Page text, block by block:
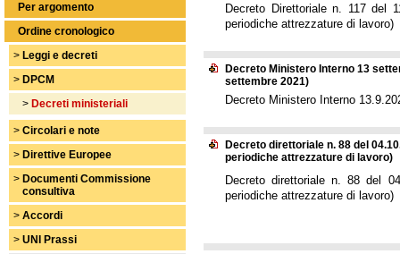
Per argomento
Ordine cronologico
> Leggi e decreti
> DPCM
> Decreti ministeriali
> Circolari e note
> Direttive Europee
> Documenti Commissione
consultiva
> Accordi
> UNI Prassi
Decreto Direttoriale n. 117 del
periodiche attrezzature di lavoro)
Decreto Ministero Interno 13
settembre 2021)
Decreto Ministero Interno
Decreto direttoriale n. 88 del
periodiche attrezzature di lavoro)
Decreto direttoriale n. 88 del
periodiche attrezzature di lavoro)